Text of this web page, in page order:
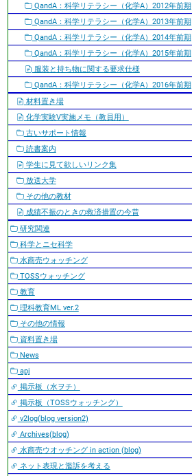
QandA：科学リテラシー（化学A）2012年前期
QandA：科学リテラシー（化学A）2013年前期
QandA：科学リテラシー（化学A）2014年前期
QandA：科学リテラシー（化学A）2015年前期
服装と持ち物に関する要求仕様
QandA：科学リテラシー（化学A）2016年前期
材料置き場
化学実験V実施メモ（教員用）
古いサポート情報
読書案内
学生に見て欲しいリンク集
放送大学
その他の教材
成績不振のときの救済措置の今昔
研究関連
科学とニセ科学
水商売ウォッチング
TOSSウォッチング
教育
理科教育ML ver.2
その他の情報
資料置き場
News
apj
掲示板（水ヲチ）
掲示板（TOSSウォッチング）
v2log(blog version2)
Archives(blog)
水商売ウオッチング in action (blog)
ネット表現と濫訴を考える